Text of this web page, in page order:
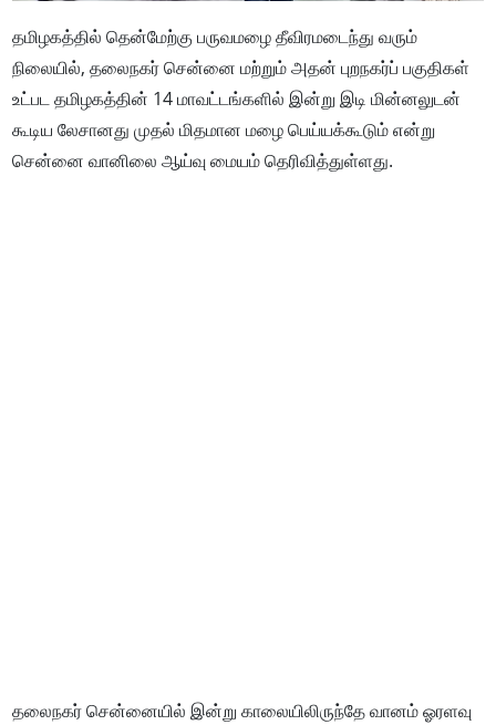
தமிழகத்தில் தென்மேற்கு பருவமழை தீவிரமடைந்து வரும்
நிலையில், தலைநகர் சென்னை மற்றும் அதன் புறநகர்ப் பகுதிகள்
உட்பட தமிழகத்தின் 14 மாவட்டங்களில் இன்று இடி மின்னலுடன்
கூடிய லேசானது முதல் மிதமான மழை பெய்யக்கூடும் என்று
சென்னை வானிலை ஆய்வு மையம் தெரிவித்துள்ளது.
தலைநகர் சென்னையில் இன்று காலையிலிருந்தே வானம் ஓரளவு